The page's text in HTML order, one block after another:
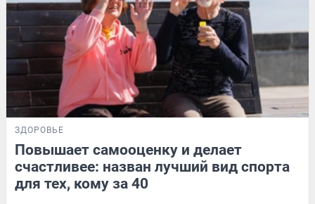
ЗДОРОВЬЕ
Повышает самооценку и делает
счастливее: назван лучший вид спорта
для тех, кому за 40